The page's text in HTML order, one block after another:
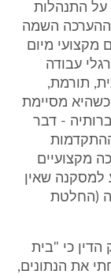
על התנהלות
ההערכה השמה
מקצועי מיום
עבודה
תורמת,
מסיימת
- דבר
מקצועיים
למסקנה שאין
(החלטת
כי "בית
את הנתונים,